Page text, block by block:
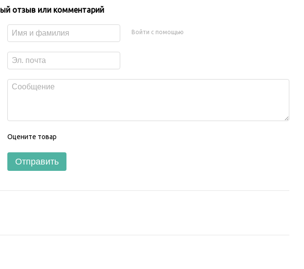
отзыв или комментарий
Войти с помощью
Оцените товар
Отправить